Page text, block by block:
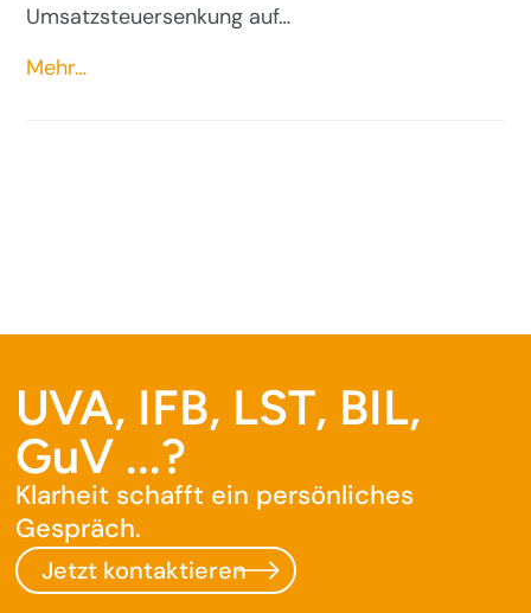
Umsatzsteuersenkung auf…
Mehr…
UVA, IFB, LST, BIL,
GuV ...?
Klarheit schafft ein persönliches
Gespräch.
Jetzt kontaktieren